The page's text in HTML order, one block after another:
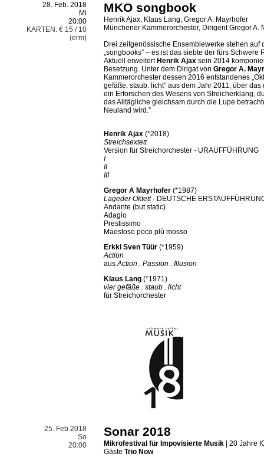
28. Feb. 2018
Mi
20:00
KARTEN: € 15 / 10
(erm)
MKO songbook
Henrik Ajax, Klaus Lang, Gregor A. Mayrhofer
Münchener Kammerorchester, Dirigent Gregor A.
Drei zeitgenössische Ensemblewerke stehen auf
„songbooks” – es ist das siebte der fürs Schwere
Aktuell erweitert Henrik Ajax sein 2014
Besetzung. Unter dem Dirigat von Gregor A.
Kammerorchester dessen 2016 entstandenes
gefäße. staub. licht” aus dem Jahr 2011, über das
ein Erforschen des Wesens von Streicherklang,
das Alltägliche gleichsam durch die Lupe
Neuland wird.”
Henrik Ajax (*2018)
Streichsextett
Version für Streichorchester - URAUFFÜHRUNG
I
II
III
Gregor A Mayrhofer (*1987)
Lageder Oktett- DEUTSCHE
Andante (but static)
Adagio
Prestissimo
Maestoso poco plù mosso
Erkki Sven Tüür (*1959)
Action
ausAction . Passion . Illusion
Klaus Lang (*1971)
vier gefäße . staub . licht
für Streichorchester
25. Feb 2018
So
20:00
Sonar 2018
Mikrofestival für Impovisierte Musik | 20 Jahre
Gäste Trio Now